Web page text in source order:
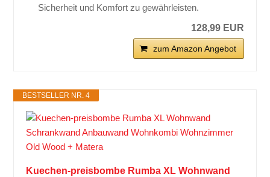
Sicherheit und Komfort zu gewährleisten.
128,99 EUR
zum Amazon Angebot
BESTSELLER NR. 4
Kuechen-preisbombe Rumba XL Wohnwand